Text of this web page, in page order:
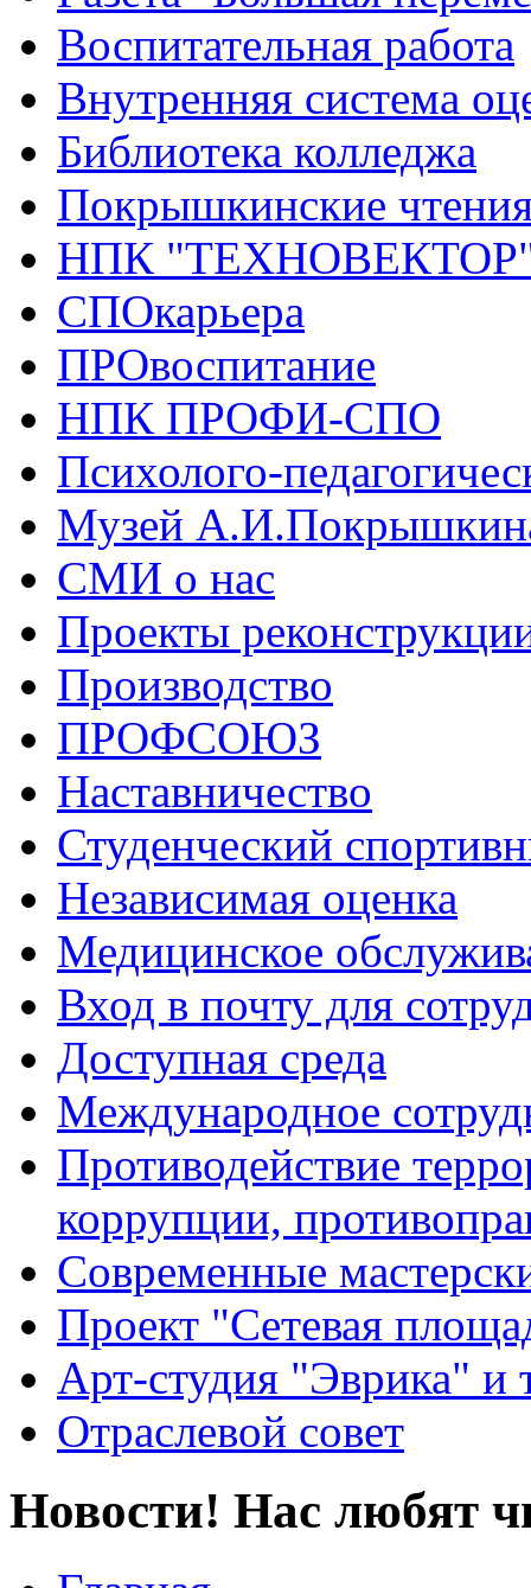
Воспитательная работа
Внутренняя система
Библиотека колледжа
Покрышкинские
НПК
СПОкарьера
ПРОвоспитание
НПК ПРОФИ-СПО
Психолого-
Музей
СМИ о нас
Проекты
Производство
ПРОФСОЮЗ
Наставничество
Студенческий
Независимая оценка
Медицинское
Вход в почту для
Доступная среда
Международное
Противодействие
коррупции,
Современные
Проект "Сетевая
Арт-студия "Эврика" и
Отраслевой совет
Новости! Нас любят